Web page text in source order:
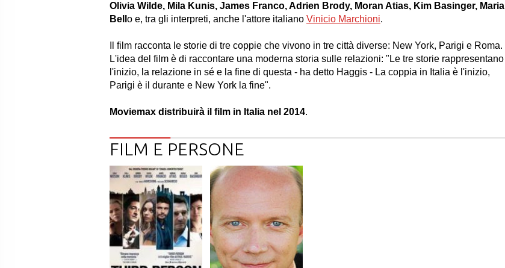
Olivia Wilde, Mila Kunis, James Franco, Adrien Brody, Moran Atias, Kim Basinger, Maria
Bell o e, tra gli interpreti, anche l'attore italiano Vinicio Marchioni.
Il film racconta le storie di tre coppie che vivono in tre città diverse: New York, Parigi e Roma.
L'idea del film è di raccontare una moderna storia sulle relazioni: "Le tre storie rappresentano
l'inizio, la relazione in sé e la fine di questa - ha detto Haggis - La coppia in Italia è l'inizio,
Parigi è il durante e New York la fine".
Moviemax distribuirà il film in Italia nel 2014.
FILM E PERSONE